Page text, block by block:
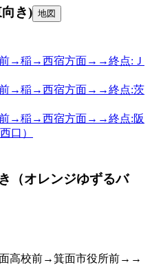
き) 地図
前→稲→西宿方面→→終点:Ｊ
前→稲→西宿方面→→終点:茨
前→稲→西宿方面→→終点:阪
口）
（オレンジゆずるバ
高校前→箕面市役所前→→